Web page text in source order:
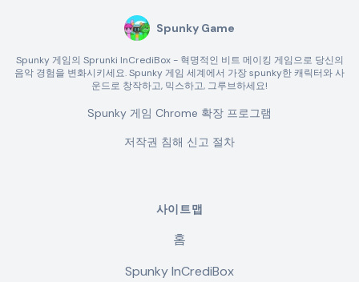
Spunky Game
Spunky 게임의 Sprunki InCrediBox - 혁명적인 비트 메이킹 게임으로 당신의
음악 경험을 변화시키세요. Spunky 게임 세계에서 가장 spunky한 캐릭터와 사
운드로 창작하고, 믹스하고, 그루브하세요!
Spunky 게임 Chrome 확장 프로그램
저작권 침해 신고 절차
사이트맵
홈
Spunky InCrediBox